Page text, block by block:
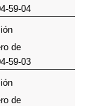
59-04
de
59-03
de